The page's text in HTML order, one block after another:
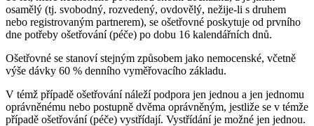
osamělý (tj. svobodný, rozvedený, ovdovělý, nežije-li s druhem
nebo registrovaným partnerem), se ošetřovné poskytuje od prvního
dne potřeby ošetřování (péče) po dobu 16 kalendářních dnů.
Ošetřovné se stanoví stejným způsobem jako nemocenské, včetně
výše dávky 60 % denního vyměřovacího základu.
V témž případě ošetřování náleží podpora jen jednou a jen jednomu
oprávněnému nebo postupně dvěma oprávněným, jestliže se v témže
případě ošetřování (péče) vystřídají. Vystřídání je možné jen jednou.